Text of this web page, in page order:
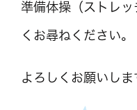
準備体操（ストレ
くお尋ねください。
よろしくお願いしま